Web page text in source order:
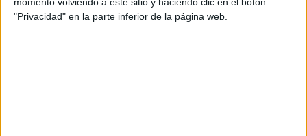
"Privacidad" en la parte inferior de la página web.
resultado ganadores de tres entradas gratuitas para el macro evento Coca-Cola.